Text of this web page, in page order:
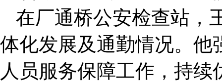
在厂通桥公安检查站，
体化发展及通勤情况。他
人员服务保障工作，持